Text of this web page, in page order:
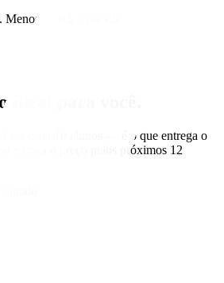
. Menos de R$ 1 por dia.
em cada 10 alunos — é o que entrega o
e trava o preço pelos próximos 12